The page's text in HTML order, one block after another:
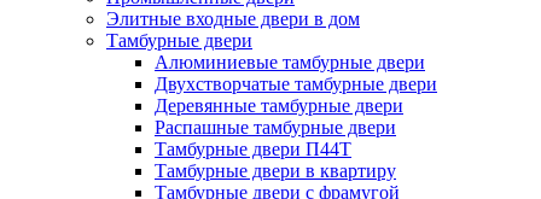
Элитные входные двери в дом
Тамбурные двери
Алюминиевые тамбурные двери
Двухстворчатые тамбурные двери
Деревянные тамбурные двери
Распашные тамбурные двери
Тамбурные двери П44Т
Тамбурные двери в квартиру
Тамбурные двери с фрамугой